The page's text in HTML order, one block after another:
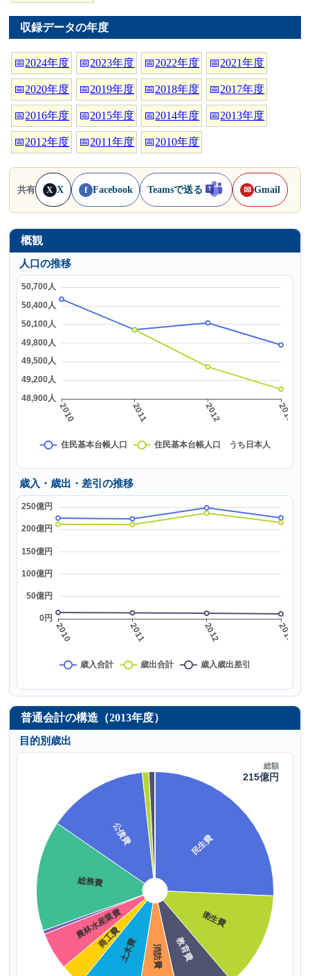
収録データの年度
📅2024年度 📅2023年度 📅2022年度 📅2021年度
📅2020年度 📅2019年度 📅2018年度 📅2017年度
📅2016年度 📅2015年度 📅2014年度 📅2013年度
📅2012年度 📅2011年度 📅2010年度
共有 X X f Facebook Teamsで送る ✉ Gmail
概観
人口の推移
歳入・歳出・差引の推移
普通会計の構造（2013年度）
目的別歳出